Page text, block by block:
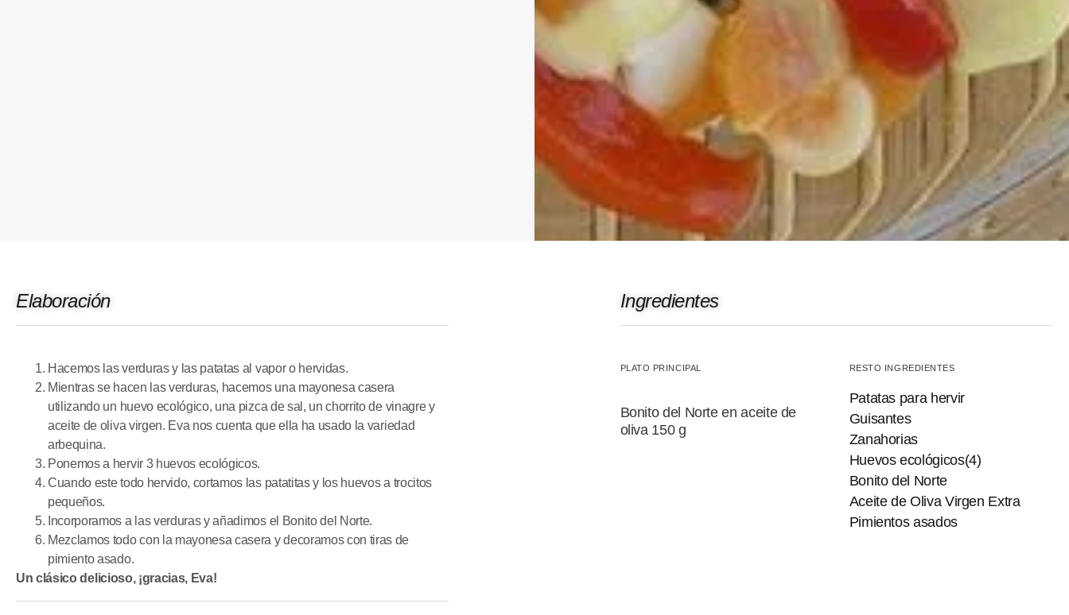
Elaboración
Hacemos las verduras y las patatas al vapor o hervidas.
Mientras se hacen las verduras, hacemos una mayonesa casera
utilizando un huevo ecológico, una pizca de sal, un chorrito de vinagre y
aceite de oliva virgen. Eva nos cuenta que ella ha usado la variedad
arbequina.
Ponemos a hervir 3 huevos ecológicos.
Cuando este todo hervido, cortamos las patatitas y los huevos a trocitos
pequeños.
Incorporamos a las verduras y añadimos el Bonito del Norte.
Mezclamos todo con la mayonesa casera y decoramos con tiras de
pimiento asado.
Un clásico delicioso, ¡gracias, Eva!
Ingredientes
PLATO PRINCIPAL
Bonito del Norte en aceite de
oliva 150 g
RESTO INGREDIENTES
Patatas para hervir
Guisantes
Zanahorias
Huevos ecológicos(4)
Bonito del Norte
Aceite de Oliva Virgen Extra
Pimientos asados